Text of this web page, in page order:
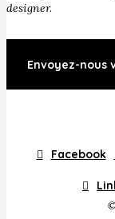
designer.
Envoyez-nous
Facebook